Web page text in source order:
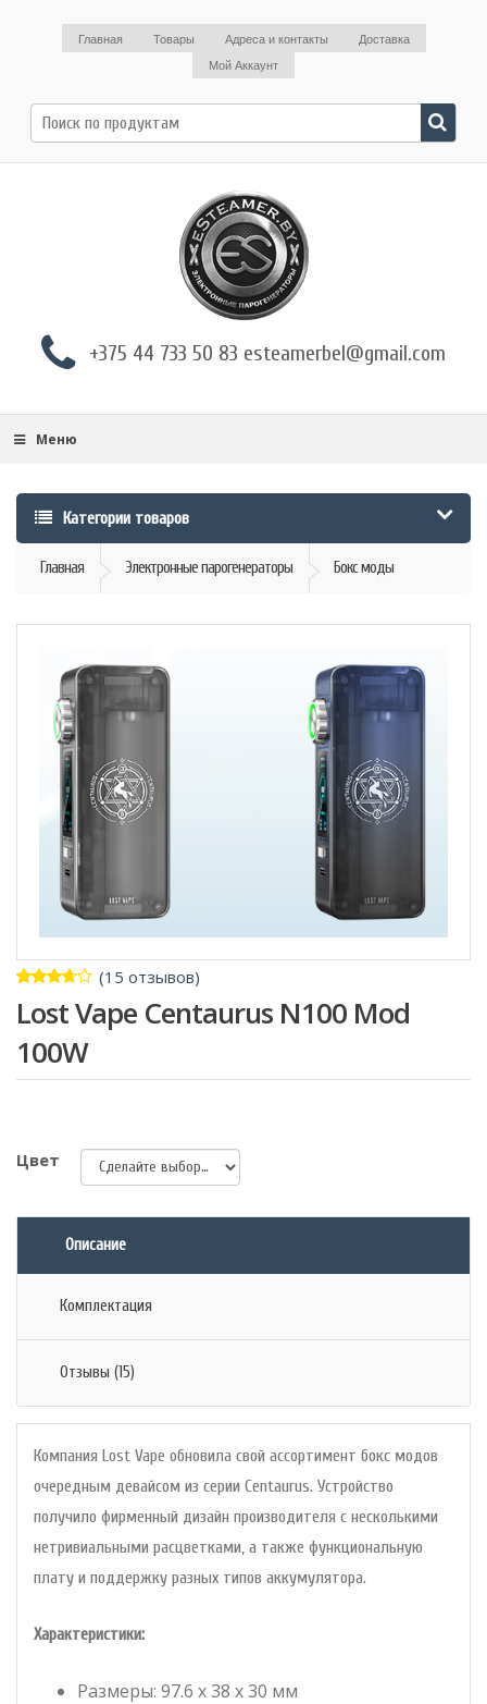
Главная Товары Адреса и контакты
Доставка
Мой Аккаунт
Поиск
по:
+375 44 733 50 83 esteamerbel@gmail.com
Меню
Категории товаров
Главная Электронные парогенераторы Бокс моды
3.60
из
5
на
15
рейтинга
клиентов
(15 отзывов)
Lost Vape Centaurus N100 Mod
100W
Цвет
Описание
Комплектация
Отзывы (15)
Компания Lost Vape обновила свой ассортимент бокс модов
очередным девайсом из серии Centaurus. Устройство
получило фирменный дизайн производителя с несколькими
нетривиальными расцветками, а также функциональную
плату и поддержку разных типов аккумулятора.
Характеристики:
Размеры: 97.6 х 38 х 30 мм